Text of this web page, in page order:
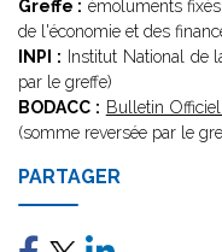
Greffe : émoluments
de l'économie et des
INPI : Institut National de
par le greffe)
BODACC : Bulletin
(somme reversée par le
PARTAGER